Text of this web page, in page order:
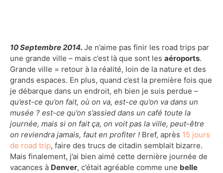
10 Septembre 2014. Je n’aime pas finir les road trips par
une grande ville – mais c’est là que sont les aéroports.
Grande ville = retour à la réalité, loin de la nature et des
grands espaces. En plus, quand c’est la première fois que
je débarque dans un endroit, eh bien je suis perdue –
qu’est-ce qu’on fait, où on va, est-ce qu’on va dans un
musée ? est-ce qu’on s’assied dans un café toute la
journée, mais si on fait ça, on voit pas la ville, peut-être
on reviendra jamais, faut en profiter ! Bref, après 15 jours
de road trip, faire des trucs de citadin semblait bizarre.
Mais finalement, j’ai bien aimé cette dernière journée de
vacances à Denver, c’était agréable comme une belle